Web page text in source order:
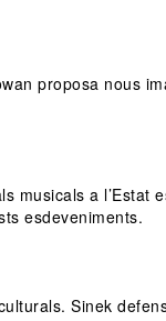
proposa nous
musicals a l’Estat
esdeveniments.
Sinek